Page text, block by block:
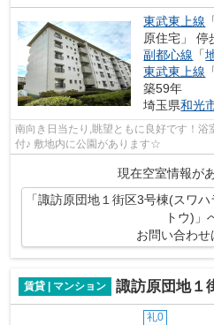
東武東上線
原住宅」 停
副都心線 「
東武東上線
築59年
埼玉県和光
南向き日当たり,眺望ともに良好です！
付♪ 敷地内に公園があります☆
現在空室情報が
「諏訪原団地１街区3号棟(スワ
トウ)」
お問い合わせ
賃貸 | マンション 諏訪原団地１
礼0